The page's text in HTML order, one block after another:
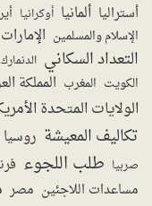
أستراليا ألمانيا أوكرانيا
الإسلام والمسلمين الإمارات
التعداد السكاني الدنمارك
الكويت المغرب المملكة
الولايات المتحدة
تكاليف المعيشة روسيا
صربيا طلب اللجوء
مساعدات اللاجئين مصر